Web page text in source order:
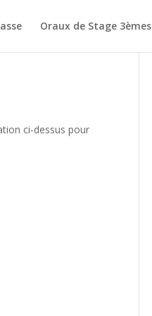
Oraux de Stage 3èmes
ci-dessus pour